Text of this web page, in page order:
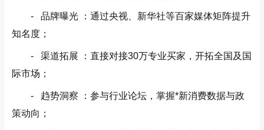
- 品牌曝光 ：通过央视、新华社等百家媒体矩阵提升
知名度；
- 渠道拓展 ：直接对接30万专业买家，开拓全国及国
际市场；
- 趋势洞察 ：参与行业论坛，掌握*新消费数据与政
策动向；